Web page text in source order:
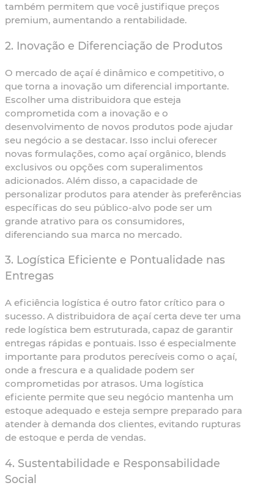
também permitem que você justifique preços
premium, aumentando a rentabilidade.
2. Inovação e Diferenciação de Produtos
O mercado de açaí é dinâmico e competitivo, o
que torna a inovação um diferencial importante.
Escolher uma distribuidora que esteja
comprometida com a inovação e o
desenvolvimento de novos produtos pode ajudar
seu negócio a se destacar. Isso inclui oferecer
novas formulações, como açaí orgânico, blends
exclusivos ou opções com superalimentos
adicionados. Além disso, a capacidade de
personalizar produtos para atender às preferências
específicas do seu público-alvo pode ser um
grande atrativo para os consumidores,
diferenciando sua marca no mercado.
3. Logística Eficiente e Pontualidade nas
Entregas
A eficiência logística é outro fator crítico para o
sucesso. A distribuidora de açaí certa deve ter uma
rede logística bem estruturada, capaz de garantir
entregas rápidas e pontuais. Isso é especialmente
importante para produtos perecíveis como o açaí,
onde a frescura e a qualidade podem ser
comprometidas por atrasos. Uma logística
eficiente permite que seu negócio mantenha um
estoque adequado e esteja sempre preparado para
atender à demanda dos clientes, evitando rupturas
de estoque e perda de vendas.
4. Sustentabilidade e Responsabilidade
Social